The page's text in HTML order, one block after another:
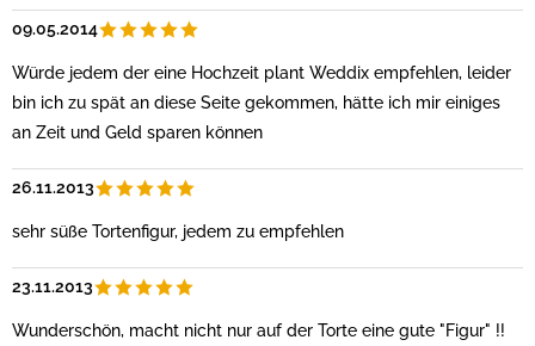
09.05.2014
Würde jedem der eine Hochzeit plant Weddix empfehlen, leider
bin ich zu spät an diese Seite gekommen, hätte ich mir einiges
an Zeit und Geld sparen können
26.11.2013
sehr süße Tortenfigur, jedem zu empfehlen
23.11.2013
Wunderschön, macht nicht nur auf der Torte eine gute "Figur" !!